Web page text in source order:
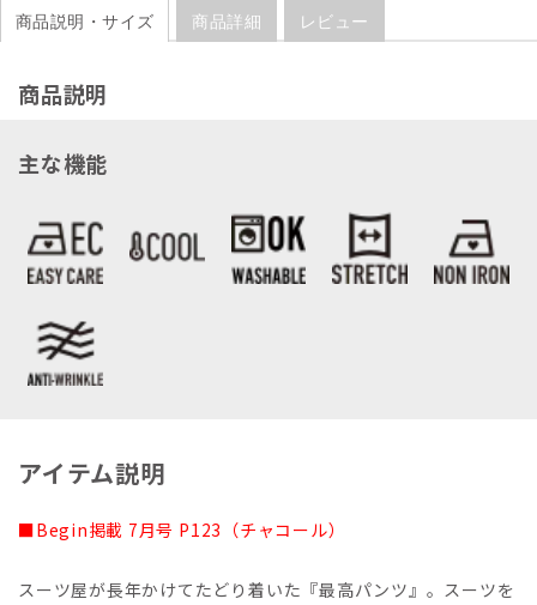
商品説明・サイズ 商品詳細 レビュー
商品説明
主な機能
アイテム説明
■Begin掲載 7月号 P123（チャコール）
スーツ屋が長年かけてたどり着いた『最高パンツ』。スーツを